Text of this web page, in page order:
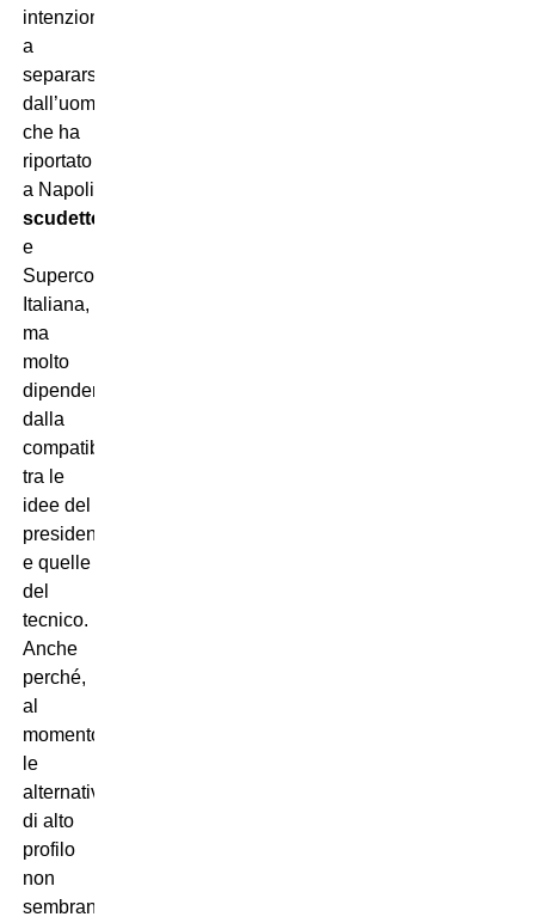
intenzionato
a
separarsi
dall’uomo
che ha
riportato
a Napoli
scudetto
e
Supercoppa
Italiana,
ma
molto
dipenderà
dalla
compatibilità
tra le
idee del
presidente
e quelle
del
tecnico.
Anche
perché,
al
momento,
le
alternative
di alto
profilo
non
sembrano